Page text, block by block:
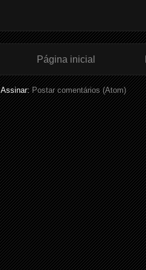
Página inicial
Assinar:Postar comentários (Atom)